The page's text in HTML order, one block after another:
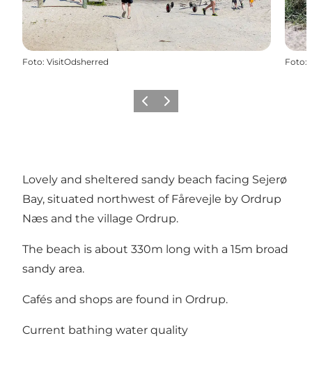
Foto: VisitOdsherred Foto:
Precedente
Avanti
Lovely and sheltered sandy beach facing Sejerø
Bay, situated northwest of Fårevejle by Ordrup
Næs and the village Ordrup.
The beach is about 330m long with a 15m broad
sandy area.
Cafés and shops are found in Ordrup.
Current bathing water quality